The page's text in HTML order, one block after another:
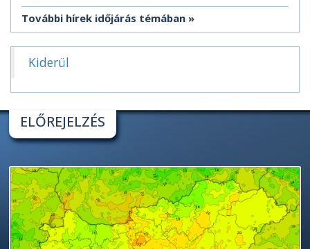
További hírek időjárás témában
Kiderül
ELŐREJELZÉS